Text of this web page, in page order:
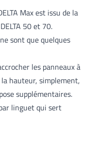
Max est issu de la
50 et 70.
sont que quelques
les panneaux à
hauteur, simplement,
supplémentaires.
linguet qui sert